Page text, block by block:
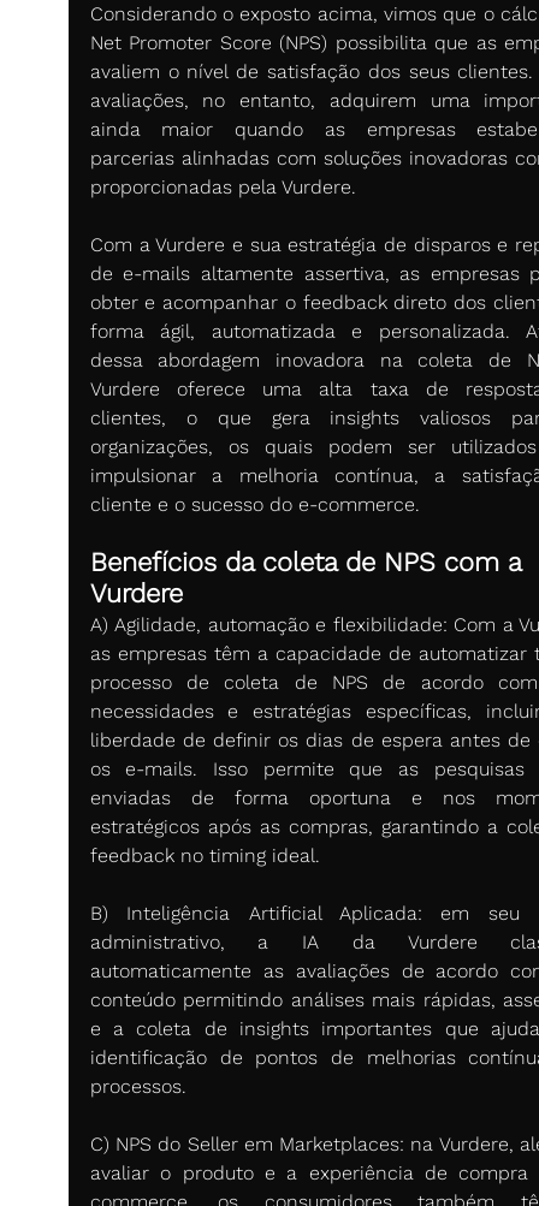
Considerando o exposto acima, vimos que o
Net Promoter Score (NPS) possibilita que as
avaliem o nível de satisfação dos seus clientes.
avaliações, no entanto, adquirem uma
ainda maior quando as empresas
parcerias alinhadas com soluções inovadoras
proporcionadas pela Vurdere.
Com a Vurdere e sua estratégia de disparos e
de e-mails altamente assertiva, as empresas
obter e acompanhar o feedback direto dos
forma ágil, automatizada e personalizada.
dessa abordagem inovadora na coleta de
Vurdere oferece uma alta taxa de
clientes, o que gera insights valiosos
organizações, os quais podem ser
impulsionar a melhoria contínua, a
cliente e o sucesso do e-commerce.
Benefícios da coleta de NPS com a
Vurdere
A) Agilidade, automação e flexibilidade: Com a
as empresas têm a capacidade de automatizar
processo de coleta de NPS de acordo
necessidades e estratégias específicas,
liberdade de definir os dias de espera antes de
os e-mails. Isso permite que as pesquisas
enviadas de forma oportuna e nos
estratégicos após as compras, garantindo a
feedback no timing ideal.
B) Inteligência Artificial Aplicada: em seu
administrativo, a IA da Vurdere
automaticamente as avaliações de acordo
conteúdo permitindo análises mais rápidas,
e a coleta de insights importantes que
identificação de pontos de melhorias
processos.
C) NPS do Seller em Marketplaces: na Vurdere,
avaliar o produto e a experiência de